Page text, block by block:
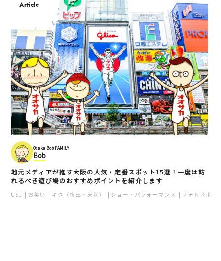
Article
Osaka Bob FAMILY
Bob
地元メディアが推す大阪の人気・定番スポット15選！一度は訪
れるべき遊び場のおすすめポイントを紹介します
USJ お笑い キタ（梅田・天満） ショー・パフォーマンス フォトスポッ